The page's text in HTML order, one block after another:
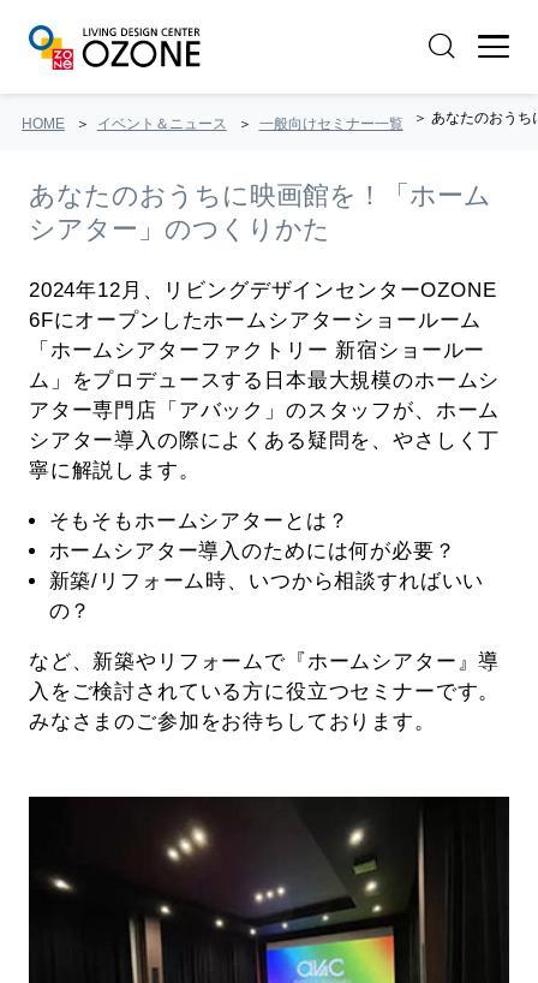
HOME イベント＆ニュース 一般向けセミナー一覧 あなたのおうち
あなたのおうちに映画館を！「ホーム
シアター」のつくりかた
2024年12月、リビングデザインセンターOZONE
6Fにオープンしたホームシアターショールーム
「ホームシアターファクトリー 新宿ショールー
ム」をプロデュースする日本最大規模のホームシ
アター専門店「アバック」のスタッフが、ホーム
シアター導入の際によくある疑問を、やさしく丁
寧に解説します。
そもそもホームシアターとは？
ホームシアター導入のためには何が必要？
新築/リフォーム時、いつから相談すればいい
の？
など、新築やリフォームで『ホームシアター』導
入をご検討されている方に役立つセミナーです。
みなさまのご参加をお待ちしております。